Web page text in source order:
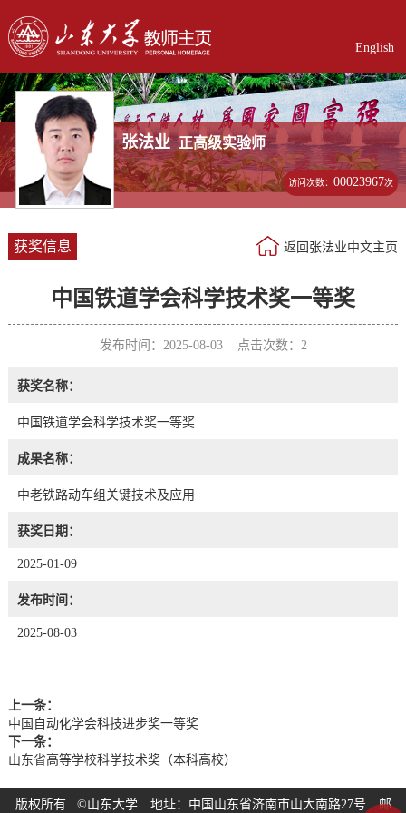
English
张法业 正高级实验师
访问次数：00023967次
获奖信息 返回张法业中文主页
中国铁道学会科学技术奖一等奖
发布时间：2025-08-03 点击次数： 2
获奖名称：
中国铁道学会科学技术奖一等奖
成果名称：
中老铁路动车组关键技术及应用
获奖日期：
2025-01-09
发布时间：
2025-08-03
上一条：
中国自动化学会科技进步奖一等奖
下一条：
山东省高等学校科学技术奖（本科高校）
版权所有 ©山东大学 地址：中国山东省济南市山大南路27号 邮